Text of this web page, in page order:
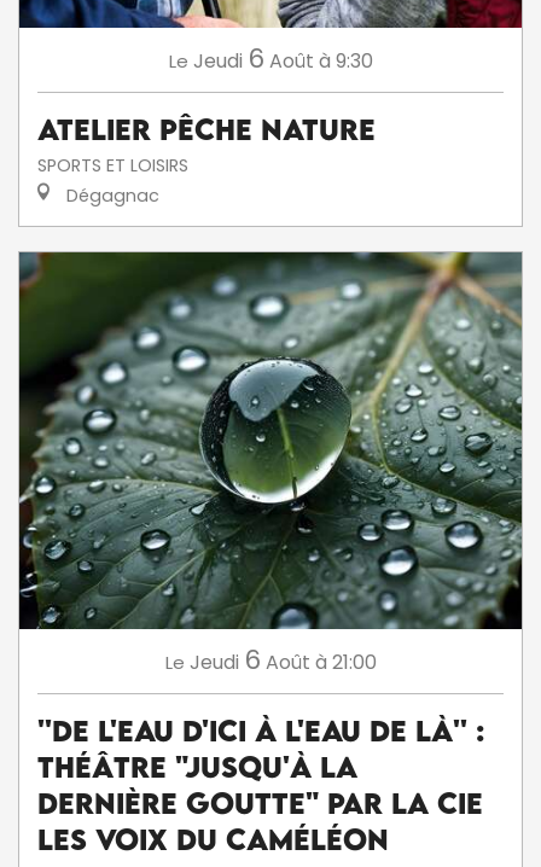
Le Jeudi 6 Août à 9:30
Atelier Pêche Nature
SPORTS ET LOISIRS
Dégagnac
Le Jeudi 6 Août à 21:00
''De l'eau d'ici à l'eau de là'' :
théâtre "Jusqu'à la
dernière goutte" par la Cie
Les voix du caméléon